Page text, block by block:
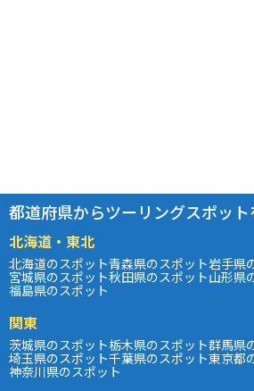
都道府県からツーリングスポット
北海道・東北
北海道のスポット青森県のスポット岩手県
宮城県のスポット秋田県のスポット山形県
福島県のスポット
関東
茨城県のスポット栃木県のスポット群馬県
埼玉県のスポット千葉県のスポット東京都
神奈川県のスポット